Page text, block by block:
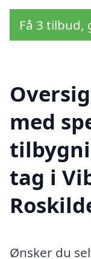
Få 3
med
tag i
Ønsker du